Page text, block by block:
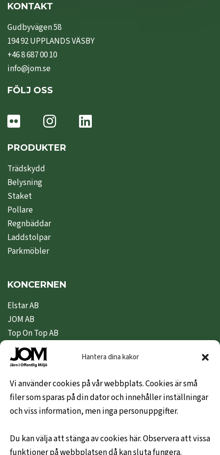
Hantera dina kakor
Vi använder cookies på vår webbplats. Cookies är små
filer som sparas på din dator och innehåller inställningar
och viss information, men inga personuppgifter.
Du kan välja att stänga av cookies här. Observera att vissa
funktioner på webbplatsen då kan sluta fungera.
KONTAKT
Gudbyvägen 58
194 92 UPPLANDS VÄSBY
+46 8 687 00 10
info@jom.se
FÖLJ OSS
PRODUKTER
Trädskydd
Belysning
Staket
Pollare
Regnbäddar
Laddstolpar
Parkmöbler
KONCERNEN
Elstar AB
JOM AB
Top On Top AB
Nipeda AB
Nivex Topsafe AB
KUNDINFO
Om oss